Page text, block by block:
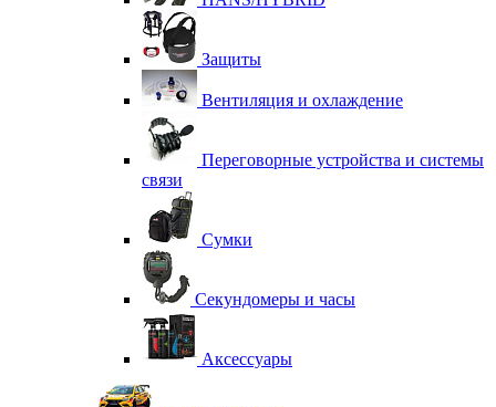
Защиты
Вентиляция и охлаждение
Переговорные устройства и системы
связи
Сумки
Секундомеры и часы
Аксессуары